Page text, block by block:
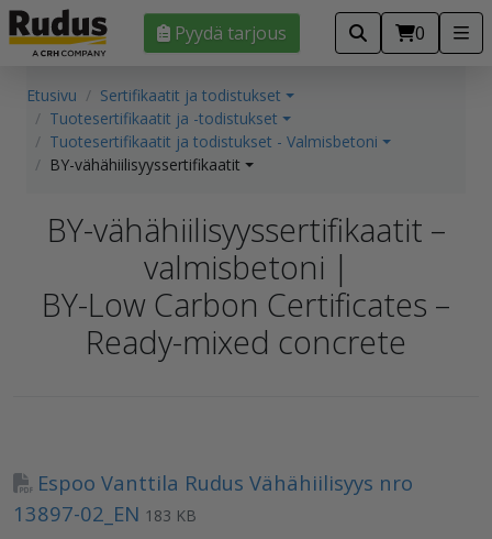
Pyydä tarjous 0
Etusivu
Sertifikaatit ja todistukset
Tuotesertifikaatit ja -todistukset
Tuotesertifikaatit ja todistukset - Valmisbetoni
BY-vähähiilisyyssertifikaatit
BY-vähähiilisyyssertifikaatit –
valmisbetoni |
BY-Low Carbon Certificates –
Ready-mixed concrete
Espoo Vanttila Rudus Vähähiilisyys nro
13897-02_EN 183 KB